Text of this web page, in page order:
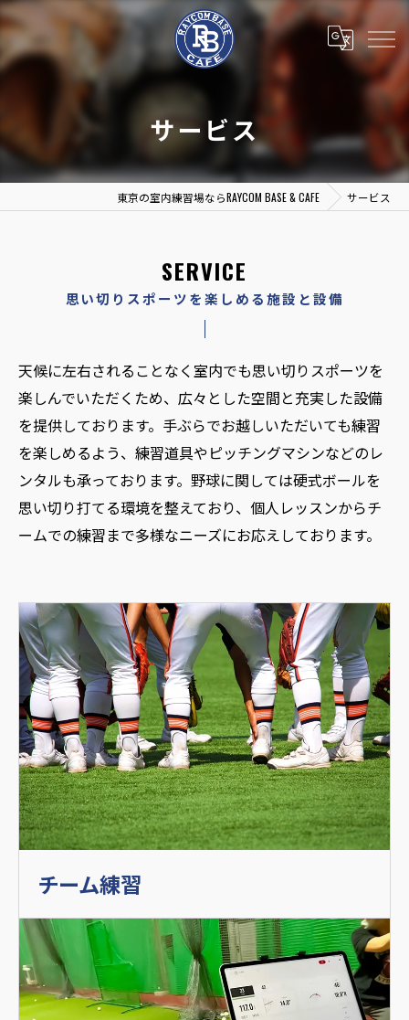
サービス
東京の室内練習場ならRAYCOM BASE & CAFE サービス
思い切りスポーツを楽しめる施設と設備
SERVICE
天候に左右されることなく室内でも思い切りスポーツを
楽しんでいただくため、広々とした空間と充実した設備
を提供しております。手ぶらでお越しいただいても練習
を楽しめるよう、練習道具やピッチングマシンなどのレ
ンタルも承っております。野球に関しては硬式ボールを
思い切り打てる環境を整えており、個人レッスンからチ
ームでの練習まで多様なニーズにお応えしております。
チーム練習